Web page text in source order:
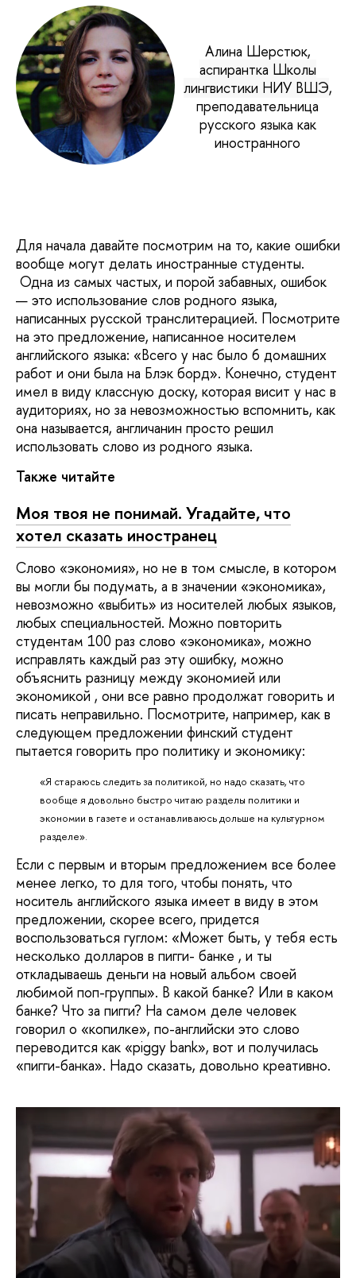
Алина Шерстюк,
аспирантка Школы
лингвистики НИУ ВШЭ,
преподавательница
русского языка как
иностранного
Для начала давайте посмотрим на то, какие ошибки
вообще могут делать иностранные студенты.
Одна из самых частых, и порой забавных, ошибок
— это использование слов родного языка,
написанных русской транслитерацией. Посмотрите
на это предложение, написанное носителем
английского языка: «Всего у нас было 6 домашних
работ и они была на Блэк борд». Конечно, студент
имел в виду классную доску, которая висит у нас в
аудиториях, но за невозможностью вспомнить, как
она называется, англичанин просто решил
использовать слово из родного языка.
Также читайте
Моя твоя не понимай. Угадайте, что
хотел сказать иностранец
Слово «экономия», но не в том смысле, в котором
вы могли бы подумать, а в значении «экономика»,
невозможно «выбить» из носителей любых языков,
любых специальностей. Можно повторить
студентам 100 раз слово «экономика», можно
исправлять каждый раз эту ошибку, можно
объяснить разницу между экономией или
экономикой , они все равно продолжат говорить и
писать неправильно. Посмотрите, например, как в
следующем предложении финский студент
пытается говорить про политику и экономику:
«Я стараюсь следить за политикой, но надо сказать, что
вообще я довольно быстро читаю разделы политики и
экономии в газете и останавливаюсь дольше на культурном
разделе».
Если с первым и вторым предложением все более
менее легко, то для того, чтобы понять, что
носитель английского языка имеет в виду в этом
предложении, скорее всего, придется
воспользоваться гуглом: «Может быть, у тебя есть
несколько долларов в пигги- банке , и ты
откладываешь деньги на новый альбом своей
любимой поп-группы». В какой банке? Или в каком
банке? Что за пигги? На самом деле человек
говорил о «копилке», по-английски это слово
переводится как «piggy bank», вот и получилась
«пигги-банка». Надо сказать, довольно креативно.